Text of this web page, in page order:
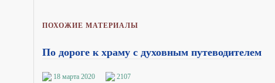
ПОХОЖИЕ МАТЕРИАЛЫ
По дороге к храму с духовным путеводителем
18 марта 2020 2107